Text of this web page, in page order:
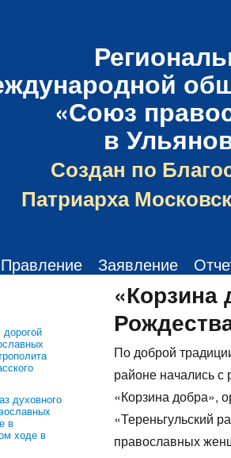
«Союз
в
Создан по
Патриарха
Правление Заявление
духовного
в
ходе в
«Корзина
По доброй
районе начались
«Корзина добра»,
«Тереньгульский
православных